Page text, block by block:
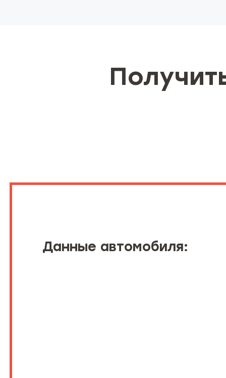
Данные автомобиля: